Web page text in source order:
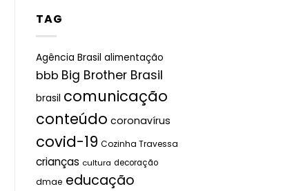
TAG
Agência Brasil alimentação
bbb Big Brother Brasil
brasil comunicação
conteúdo coronavírus
covid-19 Cozinha Travessa
crianças cultura decoração
dmae educação